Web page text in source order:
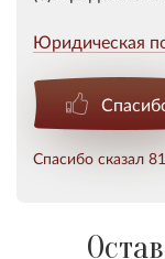
Юридическая
Спасибо сказал